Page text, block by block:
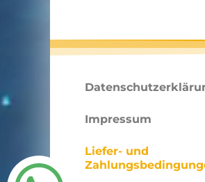
Impressum
Liefer- und